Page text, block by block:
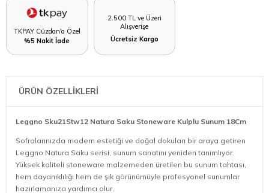
TKPAY Cüzdan'a Özel
%5 Nakit İade
2.500 TL ve Üzeri
Alışverişe
Ücretsiz Kargo
ÜRÜN ÖZELLİKLERİ
Leggno Sku21Stw12 Natura Saku Stoneware Kulplu Sunum 18Cm
Sofralarınızda modern estetiği ve doğal dokuları bir araya getiren
Leggno Natura Saku serisi, sunum sanatını yeniden tanımlıyor.
Yüksek kaliteli stoneware malzemeden üretilen bu sunum tahtası,
hem dayanıklılığı hem de şık görünümüyle profesyonel sunumlar
hazırlamanıza yardımcı olur.